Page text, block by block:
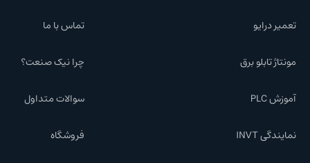
تعمیر درایو
مونتاژ تابلو برق
آموزش PLC
نمایندگی INVT
تماس با ما
چرا نیک صنعت؟
سوالات متداول
فروشگاه